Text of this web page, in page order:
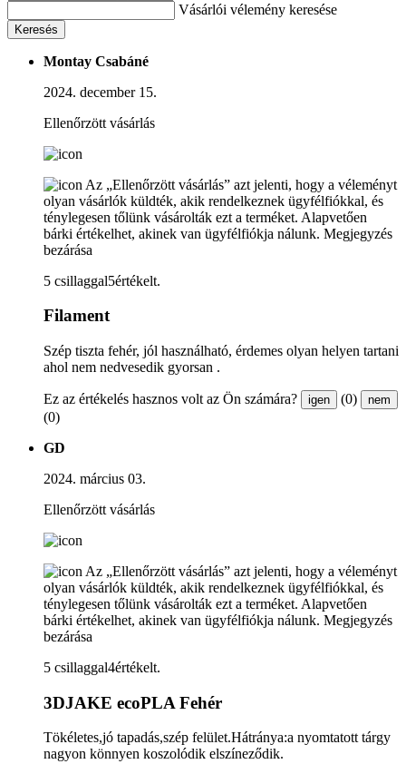
Vásárlói vélemény keresése
Keresés
Montay Csabáné
2024. december 15.
Ellenőrzött vásárlás
Az „Ellenőrzött vásárlás” azt jelenti, hogy a véleményt
olyan vásárlók küldték, akik rendelkeznek ügyfélfiókkal, és
ténylegesen tőlünk vásárolták ezt a terméket. Alapvetően
bárki értékelhet, akinek van ügyfélfiókja nálunk. Megjegyzés
bezárása
5 csillaggal5értékelt.
Filament
Szép tiszta fehér, jól használható, érdemes olyan helyen tartani
ahol nem nedvesedik gyorsan .
Ez az értékelés hasznos volt az Ön számára? igen (0) nem
(0)
GD
2024. március 03.
Ellenőrzött vásárlás
Az „Ellenőrzött vásárlás” azt jelenti, hogy a véleményt
olyan vásárlók küldték, akik rendelkeznek ügyfélfiókkal, és
ténylegesen tőlünk vásárolták ezt a terméket. Alapvetően
bárki értékelhet, akinek van ügyfélfiókja nálunk. Megjegyzés
bezárása
5 csillaggal4értékelt.
3DJAKE ecoPLA Fehér
Tökéletes,jó tapadás,szép felület.Hátránya:a nyomtatott tárgy
nagyon könnyen koszolódik elszíneződik.